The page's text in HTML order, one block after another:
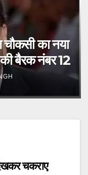
चौकसी का नया
बैरक नंबर 12
चकराए